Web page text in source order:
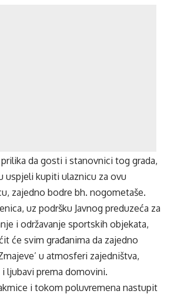
da gosti i stanovnici tog grada,
uspjeli kupiti ulaznicu za ovu
zajedno bodre bh. nogometaše.
uz podršku Javnog preduzeća za
i održavanje sportskih objekata,
će svim građanima da zajedno
u atmosferi zajedništva,
ljubavi prema domovini.
i tokom poluvremena nastupit